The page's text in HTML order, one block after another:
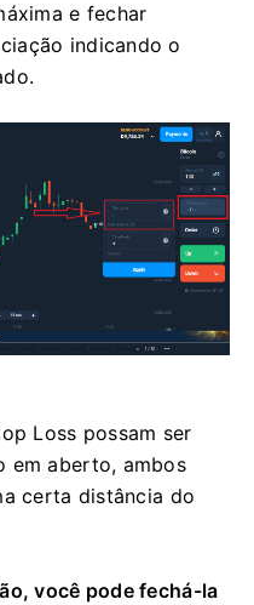
e fechar
indicando o
Loss possam ser
em aberto, ambos
certa distância do
você pode fechá-la